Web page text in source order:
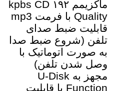
ماکزیمم ۱۹۲ kpbs CD
Quality با فرمت mp3
قابلیت ضبط صدای
تلفن ‏(‏شروع ضبط صدا
به صورت اتوماتیک با
وصل شدن تلفن‏)‏
مجهز به U‎-Disk
Function با قابلیت